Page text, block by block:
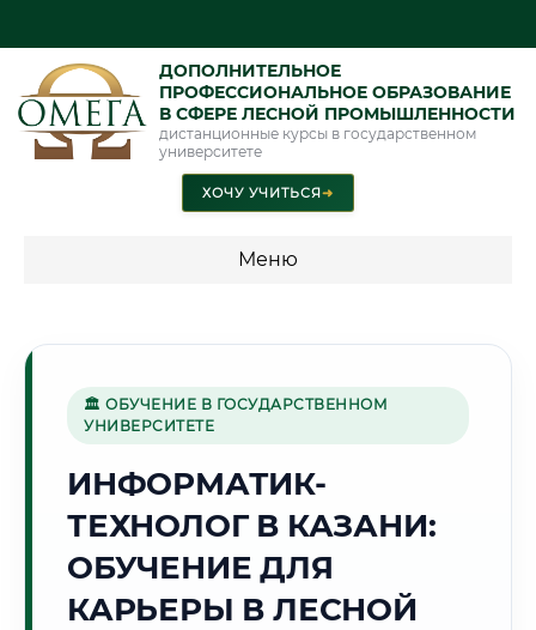
ДОПОЛНИТЕЛЬНОЕ
ПРОФЕССИОНАЛЬНОЕ ОБРАЗОВАНИЕ
В СФЕРЕ ЛЕСНОЙ ПРОМЫШЛЕННОСТИ
дистанционные курсы в государственном
университете
ХОЧУ УЧИТЬСЯ➜
Меню
промышленность"
🕍
Г. КАЗАНЬ
Точное местное время:
05:35:02
🏛 ОБУЧЕНИЕ В ГОСУДАРСТВЕННОМ
УНИВЕРСИТЕТЕ
ИНФОРМАТИК-
ТЕХНОЛОГ В КАЗАНИ:
ОБУЧЕНИЕ ДЛЯ
КАРЬЕРЫ В ЛЕСНОЙ